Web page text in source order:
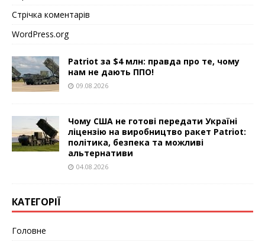
Стрічка коментарів
WordPress.org
Patriot за $4 млн: правда про те, чому
нам не дають ППО!
09.08.2026
Чому США не готові передати Україні
ліцензію на виробництво ракет Patriot:
політика, безпека та можливі
альтернативи
04.08.2026
КАТЕГОРІЇ
Головне